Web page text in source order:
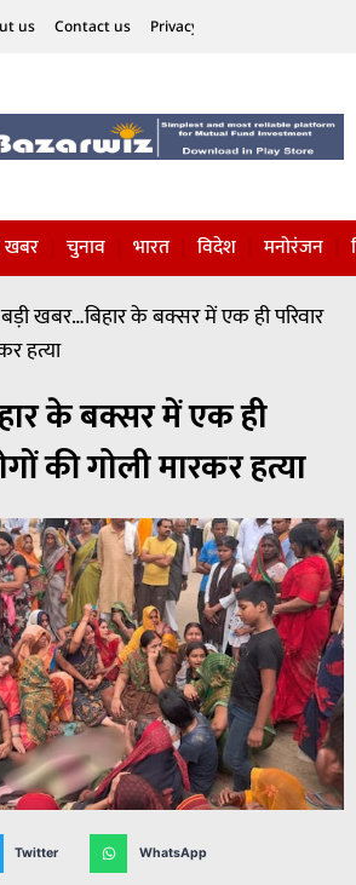
us Contact us Privacy Policy
खबर चुनाव भारत विदेश मनोरंजन
बड़ी खबर…बिहार के बक्सर में एक ही परिवार
हत्या
के बक्सर में एक ही
की गोली मारकर हत्या
Twitter WhatsApp